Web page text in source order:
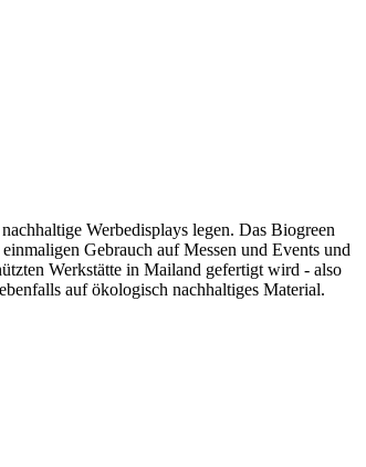
Werbedisplays legen. Das Biogreen
Gebrauch auf Messen und Events und
Werkstätte in Mailand gefertigt wird - also
auf ökologisch nachhaltiges Material.